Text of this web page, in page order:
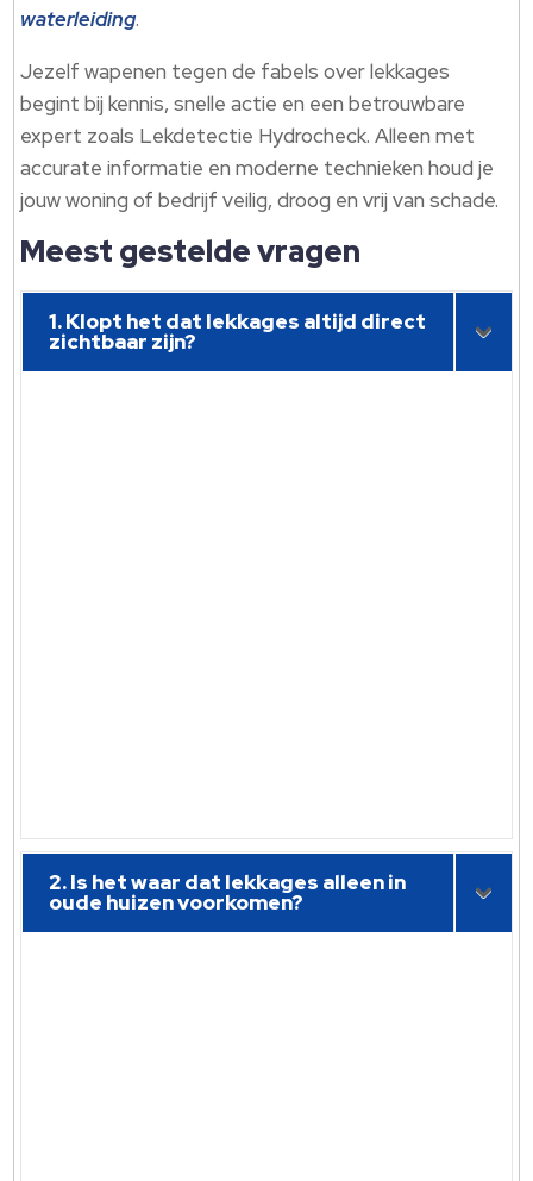
waterleiding.
Jezelf wapenen tegen de fabels over lekkages
begint bij kennis, snelle actie en een betrouwbare
expert zoals Lekdetectie Hydrocheck. Alleen met
accurate informatie en moderne technieken houd je
jouw woning of bedrijf veilig, droog en vrij van schade.
Meest gestelde vragen
1. Klopt het dat lekkages altijd direct
zichtbaar zijn?
2. Is het waar dat lekkages alleen in
oude huizen voorkomen?